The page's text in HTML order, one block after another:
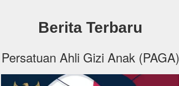
Berita Terbaru
Persatuan Ahli Gizi Anak (PAGA)